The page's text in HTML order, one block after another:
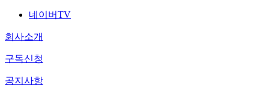
네이버TV
회사소개
구독신청
공지사항